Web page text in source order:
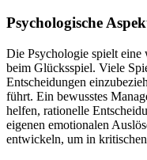
Psychologische
Die Psychologie spielt
beim Glücksspiel. Viele
Entscheidungen
führt. Ein bewusstes
helfen, rationelle
eigenen emotionalen
entwickeln, um in